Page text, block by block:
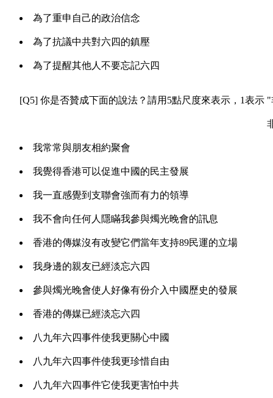
為了重申自己的政治信念
為了抗議中共對六四的鎮壓
為了提醒其他人不要忘記六四
[Q5] 你是否贊成下面的說法？請用5點尺度來表示，1表
我常常與朋友相約聚會
我覺得香港可以促進中國的民主發展
我一直感覺到支聯會強而有力的領導
我不會向任何人隱瞞我參與燭光晚會的訊息
香港的傳媒沒有改變它們當年支持89民運的立場
我身邊的親友已經淡忘六四
參與燭光晚會使人好像有份介入中國歷史的發展
香港的傳媒已經淡忘六四
八九年六四事件使我更關心中國
八九年六四事件使我更珍惜自由
八九年六四事件它使我更害怕中共